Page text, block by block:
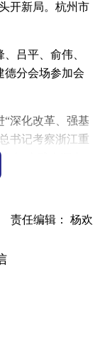
开新局。杭州市
吕平、俞伟、
德分会场参加会
深化改革、强基
书记考察浙江重
略”实践走深走
先立后破要求
，深刻把握奋
抓落实，感恩
事”，推动奋
精彩。深化改
创体制机制新
要素资源配
责任编辑： 杨欢